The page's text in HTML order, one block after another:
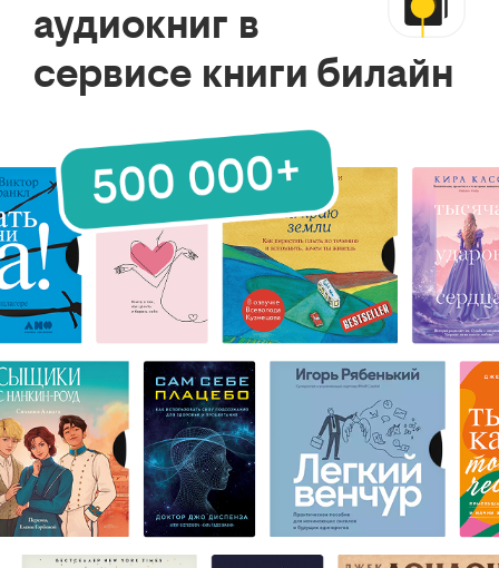
аудиокниг в
сервисе книги билайн